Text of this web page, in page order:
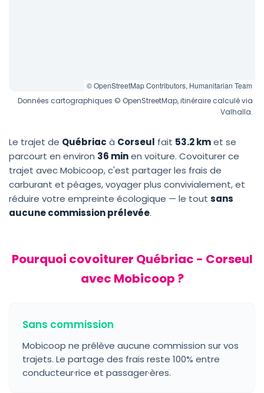
© OpenStreetMap Contributors, Humanitarian Team
Données cartographiques © OpenStreetMap, itinéraire calculé via
Valhalla.
Le trajet de Québriac à Corseul fait 53.2 kmet se
parcourt en environ 36 minen voiture. Covoiturer ce
trajet avec Mobicoop, c'est partager les frais de
carburant et péages, voyager plus convivialement, et
réduire votre empreinte écologique — le tout sans
aucune commission prélevée.
Pourquoi covoiturer Québriac - Corseul
avec Mobicoop ?
Sans commission
Mobicoop ne prélève aucune commission sur vos
trajets. Le partage des frais reste 100% entre
conducteur·rice et passager·ères.